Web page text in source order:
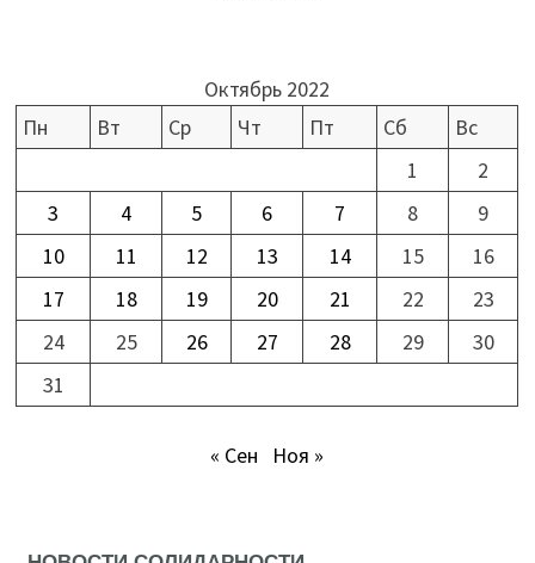
Октябрь 2022
Пн
Вт Ср Чт Пт Сб
Вс
1
2
3
4 5 6 7 8
9
10
11 12 13 14 15
16
17
18 19 20 21 22
23
24
25 26 27 28 29
30
31
« Сен Ноя »